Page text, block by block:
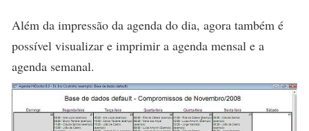
Além da impressão da agenda do dia, agora também é
possível visualizar e imprimir a agenda mensal e a
agenda semanal.